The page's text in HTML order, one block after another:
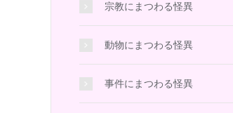
宗教にまつわる怪異
動物にまつわる怪異
事件にまつわる怪異